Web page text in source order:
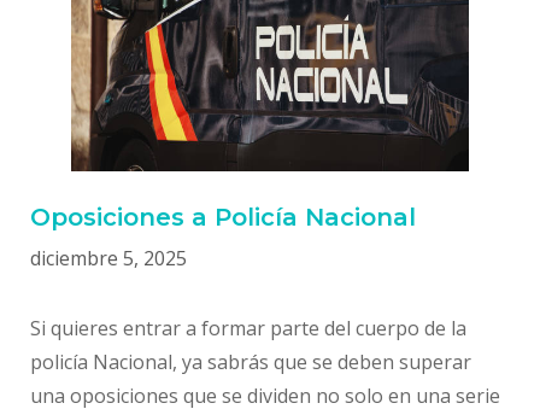
Oposiciones a Policía Nacional
diciembre 5, 2025
Si quieres entrar a formar parte del cuerpo de la
policía Nacional, ya sabrás que se deben superar
una oposiciones que se dividen no solo en una serie